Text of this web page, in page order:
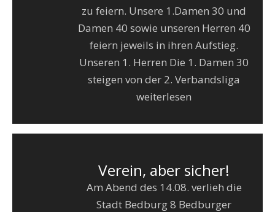
zu feiern. Unsere 1.Damen 30 und
Damen 40 sowie unseren Herren 40
feiern jeweils in ihren Aufstieg.
Unseren 1. Herren Die 1. Damen 30
steigen von der 2. Verbandsliga
weiterlesen
Verein, aber sicher!
Am Abend des 14.08. verlieh die
Stadt Bedburg 8 Bedburger